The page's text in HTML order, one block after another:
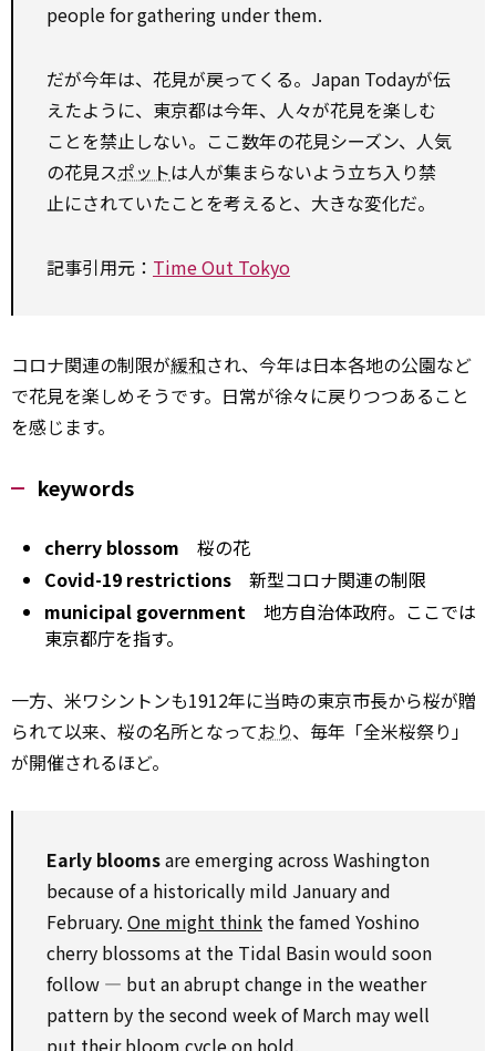
people for gathering under them.
だが今年は、花見が戻ってくる。Japan Todayが伝
えたように、東京都は今年、人々が花見を楽しむ
ことを禁止しない。ここ数年の花見シーズン、人気
の花見スポットは人が集まらないよう立ち入り禁
止にされていたことを考えると、大きな変化だ。
記事引用元： Time Out Tokyo
コロナ関連の制限が緩和され、今年は日本各地の公園など
で花見を楽しめそうです。日常が徐々に戻りつつあること
を感じます。
keywords
cherry blossom 桜の花
Covid-19 restrictions 新型コロナ関連の制限
municipal government 地方自治体政府。ここでは
東京都庁を指す。
一方、米ワシントンも1912年に当時の東京市長から桜が贈
られて以来、桜の名所となっており、毎年「全米桜祭り」
が開催されるほど。
Early bloomsare emerging across Washington
because of a historically mild January and
February. One might think the famed Yoshino
cherry blossoms at the Tidal Basin would soon
follow ― but an abrupt change in the weather
pattern by the second week of March may well
put their bloom cycle on hold.